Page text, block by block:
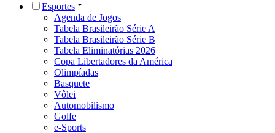
Esportes
Agenda de Jogos
Tabela Brasileirão Série A
Tabela Brasileirão Série B
Tabela Eliminatórias 2026
Copa Libertadores da América
Olimpíadas
Basquete
Vôlei
Automobilismo
Golfe
e-Sports